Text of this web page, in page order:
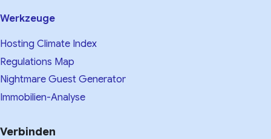
Werkzeuge
Hosting Climate Index
Regulations Map
Nightmare Guest Generator
Immobilien-Analyse
Verbinden